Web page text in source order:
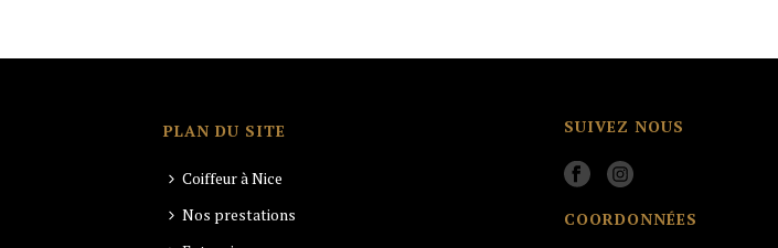
PLAN DU SITE
Coiffeur à Nice
Nos prestations
SUIVEZ NOUS
COORDONNÉES